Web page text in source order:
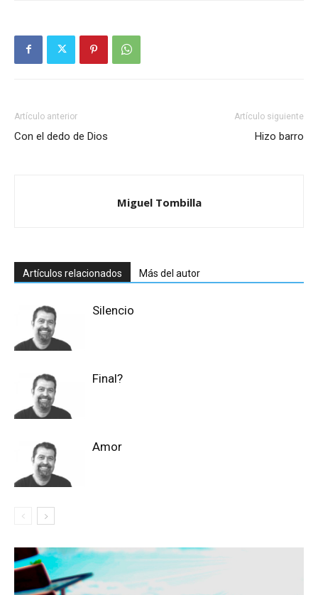
Artículo anterior
Con el dedo de Dios
Artículo siguiente
Hizo barro
Miguel Tombilla
Artículos relacionados Más del autor
Silencio
Final?
Amor